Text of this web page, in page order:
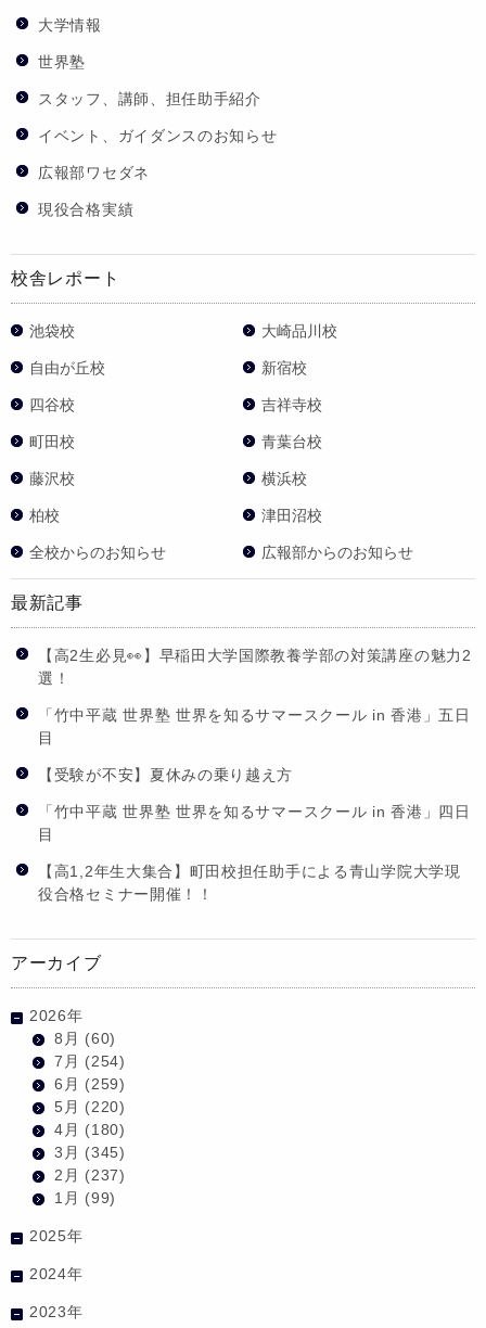
大学情報
世界塾
スタッフ、講師、担任助手紹介
イベント、ガイダンスのお知らせ
広報部ワセダネ
現役合格実績
校舎レポート
池袋校 大崎品川校
自由が丘校 新宿校
四谷校 吉祥寺校
町田校 青葉台校
藤沢校 横浜校
柏校 津田沼校
全校からのお知らせ 広報部からのお知らせ
最新記事
【高2生必見👀】早稲田大学国際教養学部の対策講座の魅力2
選！
「竹中平蔵 世界塾 世界を知るサマースクール in 香港」五日
目
【受験が不安】夏休みの乗り越え方
「竹中平蔵 世界塾 世界を知るサマースクール in 香港」四日
目
【高1,2年生大集合】町田校担任助手による青山学院大学現
役合格セミナー開催！！
アーカイブ
2026年
8月 (60)
7月 (254)
6月 (259)
5月 (220)
4月 (180)
3月 (345)
2月 (237)
1月 (99)
2025年
2024年
2023年